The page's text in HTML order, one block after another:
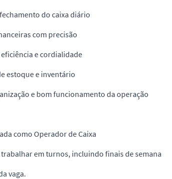
do caixa diário
com precisão
e cordialidade
estoque e inventário
e bom funcionamento da operação
como Operador de Caixa
em turnos, incluindo finais de semana
vaga.